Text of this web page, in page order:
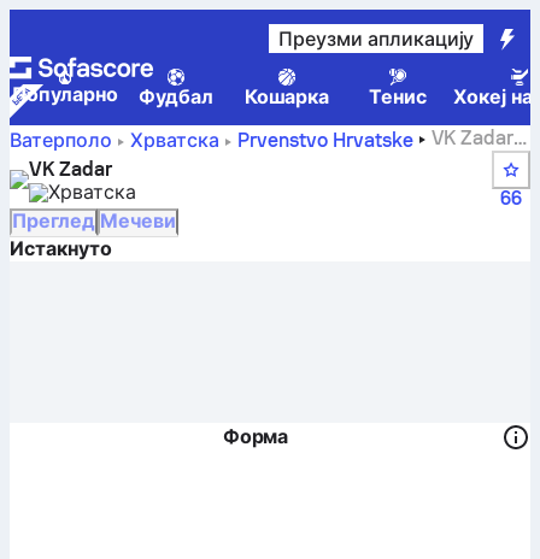
Преузми апликацију
Популарно Фудбал Кошарка Тенис
Хокеј
Ватерполо
Хрватска Prvenstvo Hrvatske
VK Zadar –
резултат уживо, распоред и резултати – Ватерполо
VK Zadar
Хрватска
66
Преглед Мечеви
Истакнуто
Форма